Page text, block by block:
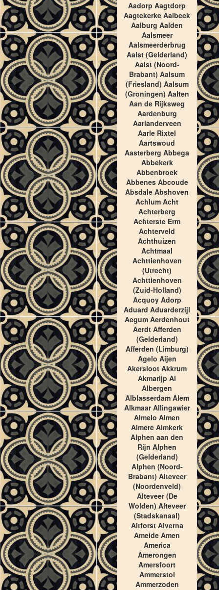
Aadorp Aagtdorp
Aagtekerke Aalbeek
Aalburg Aalden
Aalsmeer
Aalsmeerderbrug
Aalst (Gelderland)
Aalst (Noord-
Brabant) Aalsum
(Friesland) Aalsum
(Groningen) Aalten
Aan de Rijksweg
Aardenburg
Aarlanderveen
Aarle Rixtel
Aartswoud
Aasterberg Abbega
Abbekerk
Abbenbroek
Abbenes Abcoude
Absdale Abshoven
Achlum Acht
Achterberg
Achterste Erm
Achterveld
Achthuizen
Achtmaal
Achttienhoven
(Utrecht)
Achttienhoven
(Zuid-Holland)
Acquoy Adorp
Aduard Aduarderzijl
Aegum Aerdenhout
Aerdt Afferden
(Gelderland)
Afferden (Limburg)
Agelo Aijen
Akersloot Akkrum
Akmarijp Al
Albergen
Alblasserdam Alem
Alkmaar Allingawier
Almelo Almen
Almere Almkerk
Alphen aan den
Rijn Alphen
(Gelderland)
Alphen (Noord-
Brabant) Alteveer
(Noordenveld)
Alteveer (De
Wolden) Alteveer
(Stadskanaal)
Altforst Alverna
Ameide Amen
America
Amerongen
Amersfoort
Ammerstol
Ammerzoden